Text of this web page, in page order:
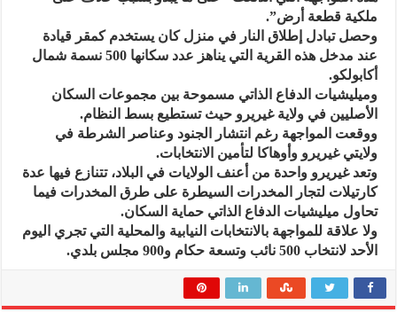
ملكية قطعة أرض”.
وحصل تبادل إطلاق النار في منزل كان يستخدم كمقر قيادة
عند مدخل هذه القرية التي يناهز عدد سكانها 500 نسمة شمال
أكابولكو.
وميليشيات الدفاع الذاتي مسموحة بين مجموعات السكان
الأصليين في ولاية غيريرو حيث تستطيع بسط النظام.
ووقعت المواجهة رغم انتشار الجنود وعناصر الشرطة في
ولايتي غيريرو وأوهاكا لتأمين الانتخابات.
وتعد غيريرو واحدة من أعنف الولايات في البلاد، تتنازع فيها عدة
كارتيلات لتجار المخدرات السيطرة على طرق المخدرات فيما
تحاول ميليشيات الدفاع الذاتي حماية السكان.
ولا علاقة للمواجهة بالانتخابات النيابية والمحلية التي تجري اليوم
الأحد لانتخاب 500 نائب وتسعة حكام و900 مجلس بلدي.